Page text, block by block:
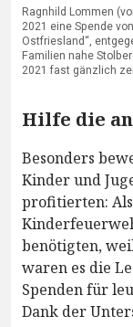
Ragnhild Lommen
2021 eine Spende
Ostfriesland“,
Familien nahe
2021 fast gänzlich
Hilfe die
Besonders
Kinder und
profitierten:
benötigten,
waren es die
Spenden für
Dank der